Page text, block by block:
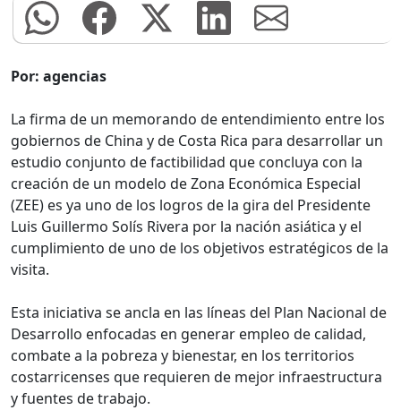
Por: agencias
La firma de un memorando de entendimiento entre los
gobiernos de China y de Costa Rica para desarrollar un
estudio conjunto de factibilidad que concluya con la
creación de un modelo de Zona Económica Especial
(ZEE) es ya uno de los logros de la gira del Presidente
Luis Guillermo Solís Rivera por la nación asiática y el
cumplimiento de uno de los objetivos estratégicos de la
visita.
Esta iniciativa se ancla en las líneas del Plan Nacional de
Desarrollo enfocadas en generar empleo de calidad,
combate a la pobreza y bienestar, en los territorios
costarricenses que requieren de mejor infraestructura
y fuentes de trabajo.